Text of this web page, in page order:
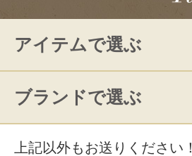
アイテムで選ぶ
ブランドで選ぶ
上記以外もお送りください！